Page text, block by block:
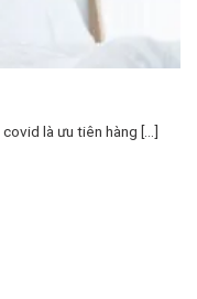
là ưu tiên hàng [...]